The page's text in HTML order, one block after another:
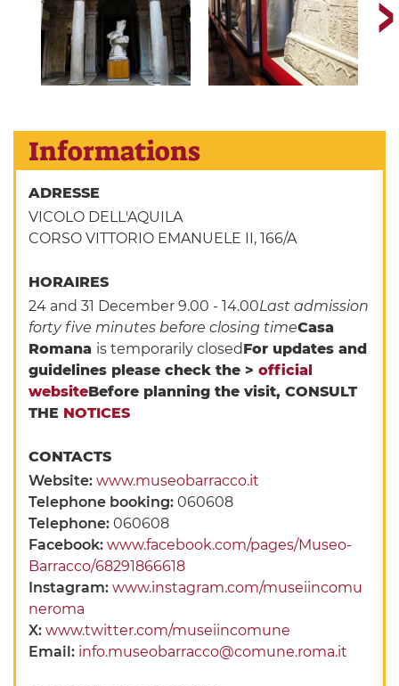
Informations
ADRESSE
VICOLO DELL'AQUILA
CORSO VITTORIO EMANUELE II, 166/A
HORAIRES
24 and 31 December 9.00 - 14.00Last admission
forty five minutes before closing timeCasa
Romana is temporarily closedFor updates and
guidelines please check the >official
websiteBefore planning the visit,CONSULT
THE NOTICES
CONTACTS
Website:www.museobarracco.it
Telephone booking:060608
Telephone:060608
Facebook:www.facebook.com/pages/Museo-
Barracco/68291866618
Instagram:www.instagram.com/museiincomu
neroma
X:www.twitter.com/museiincomune
Email: info.museobarracco@comune.roma.it